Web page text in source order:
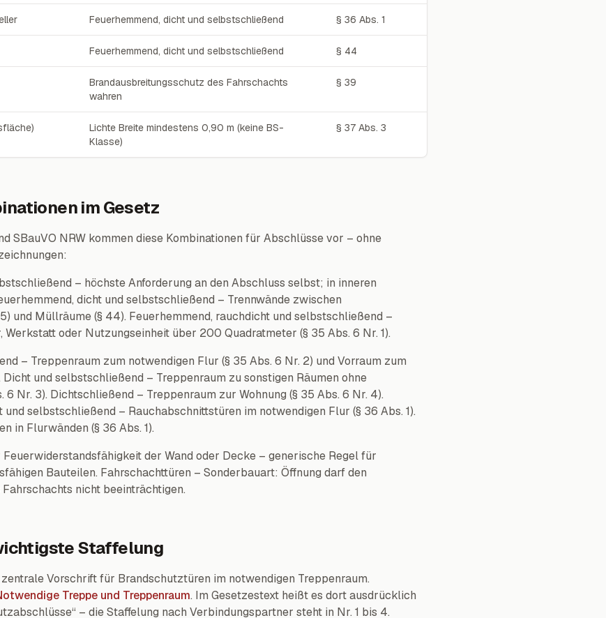
Feuerhemmend, dicht und selbstschließend § 36 Abs. 1
Feuerhemmend, dicht und selbstschließend § 44
Brandausbreitungsschutz des Fahrschachts
wahren
§ 39
Lichte Breite mindestens 0,90 m (keine BS-
Klasse)
§ 37 Abs. 3
im Gesetz
SBauVO NRW kommen diese Kombinationen für Abschlüsse vor – ohne
– höchste Anforderung an den Abschluss selbst; in inneren
dicht und selbstschließend – Trennwände zwischen
und Müllräume (§ 44). Feuerhemmend, rauchdicht und selbstschließend –
Werkstatt oder Nutzungseinheit über 200 Quadratmeter (§ 35 Abs. 6 Nr. 1).
– Treppenraum zum notwendigen Flur (§ 35 Abs. 6 Nr. 2) und Vorraum zum
Dicht und selbstschließend – Treppenraum zu sonstigen Räumen ohne
6 Nr. 3). Dichtschließend – Treppenraum zur Wohnung (§ 35 Abs. 6 Nr. 4).
selbstschließend – Rauchabschnittstüren im notwendigen Flur (§ 36 Abs. 1).
in Flurwänden (§ 36 Abs. 1).
der Wand oder Decke – generische Regel für
Bauteilen. Fahrschachttüren – Sonderbauart: Öffnung darf den
nicht beeinträchtigen.
Staffelung
Vorschrift für Brandschutztüren im notwendigen Treppenraum.
Treppe und Treppenraum. Im Gesetzestext heißt es dort ausdrücklich
– die Staffelung nach Verbindungspartner steht in Nr. 1 bis 4.